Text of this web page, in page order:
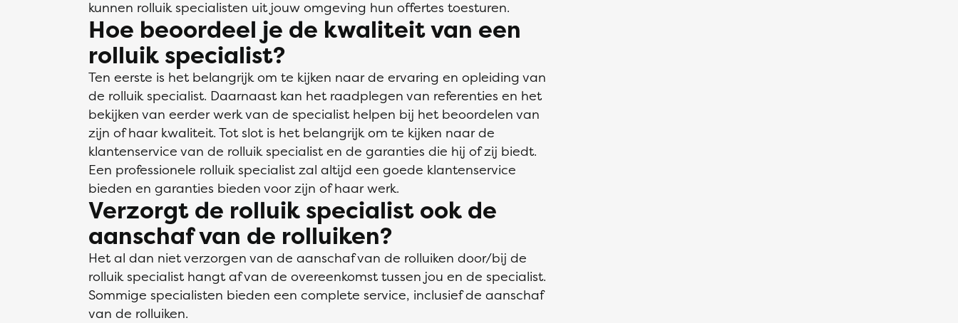
kunnen rolluik specialisten uit jouw omgeving hun offertes toesturen.
Hoe beoordeel je de kwaliteit van een
rolluik specialist?
Ten eerste is het belangrijk om te kijken naar de ervaring en opleiding van
de rolluik specialist. Daarnaast kan het raadplegen van referenties en het
bekijken van eerder werk van de specialist helpen bij het beoordelen van
zijn of haar kwaliteit. Tot slot is het belangrijk om te kijken naar de
klantenservice van de rolluik specialist en de garanties die hij of zij biedt.
Een professionele rolluik specialist zal altijd een goede klantenservice
bieden en garanties bieden voor zijn of haar werk.
Verzorgt de rolluik specialist ook de
aanschaf van de rolluiken?
Het al dan niet verzorgen van de aanschaf van de rolluiken door/bij de
rolluik specialist hangt af van de overeenkomst tussen jou en de specialist.
Sommige specialisten bieden een complete service, inclusief de aanschaf
van de rolluiken.